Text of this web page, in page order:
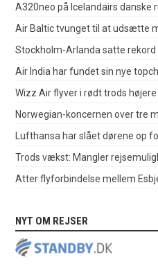
A320neo på Icelandairs danske
Air Baltic tvunget til at udsætte
Stockholm-Arlanda satte rekord
Air India har fundet sin nye
Wizz Air flyver i rødt trods
Norwegian-koncernen over tre
Lufthansa har slået dørene op
Trods vækst: Mangler
Atter flyforbindelse mellem
NYT OM REJSER